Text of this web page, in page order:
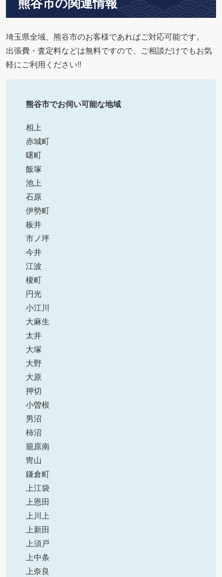
埼玉県全域、熊谷市のお客様であればご対応可能です。
出張費・査定料などは無料ですので、ご相談だけでもお気
軽にご利用ください!!
熊谷市でお伺い可能な地域
相上
赤城町
曙町
飯塚
池上
石原
伊勢町
板井
市ノ坪
今井
江波
榎町
円光
小江川
大麻生
太井
大塚
大野
大原
押切
小曽根
男沼
柿沼
籠原南
冑山
鎌倉町
上江袋
上恩田
上川上
上新田
上須戸
上中条
上奈良